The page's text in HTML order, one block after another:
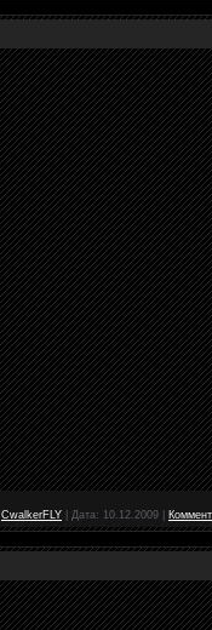
CwalkerFLY Дата: 10.12.2009